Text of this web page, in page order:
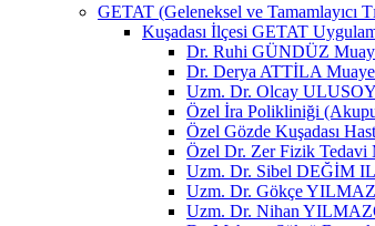
GETAT (Geleneksel ve Tamamlayıcı
Kuşadası İlçesi GETAT
Dr. Ruhi GÜNDÜZ
Dr. Derya ATTİLA
Uzm. Dr. Olcay
Özel İra Polikliniği
Özel Gözde Kuşadası
Özel Dr. Zer Fizik Tedavi
Uzm. Dr. Sibel DEĞİM
Uzm. Dr. Gökçe YILMAZ
Uzm. Dr. Nihan